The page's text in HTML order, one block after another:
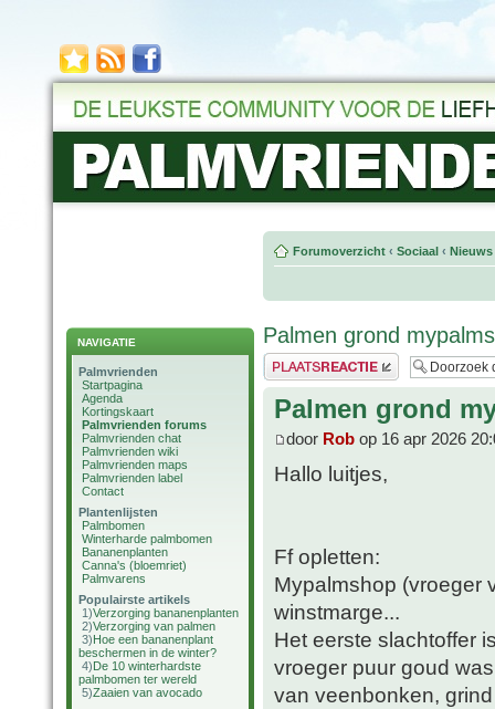
NAVIGATIE
Palmvrienden
Startpagina
Agenda
Kortingskaart
Palmvrienden forums
Palmvrienden chat
Palmvrienden wiki
Palmvrienden maps
Palmvrienden label
Contact
Plantenlijsten
Palmbomen
Winterharde palmbomen
Bananenplanten
Canna's (bloemriet)
Palmvarens
Populairste artikels
1)Verzorging bananenplanten
2)Verzorging van palmen
3)Hoe een bananenplant
beschermen in de winter?
4)De 10 winterhardste
palmbomen ter wereld
5)Zaaien van avocado
Forumoverzicht ‹ Sociaal ‹
Palmen grond
Plaats een reactie
Palmen grond
door Rob op 16 apr 2026
Hallo luitjes,
Ff opletten:
Mypalmshop (vroeger
winstmarge...
Het eerste slachtoffer
vroeger puur goud
van veenbonken,